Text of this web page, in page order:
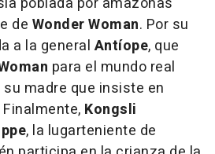
de WonderWoman. Por su
a la general Antíope, que
para el mundo real
madre que insiste en
Kongsli
, la lugarteniente de